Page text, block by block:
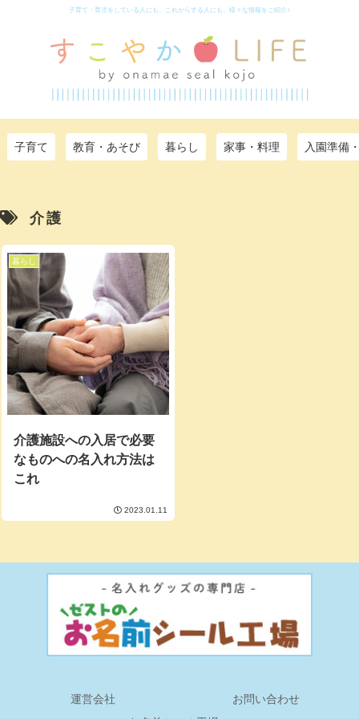
子育て・育児をしている人にも、これからする人にも。様々な情報をご紹介♪
子育て 教育・あそび 暮らし 家事・料理 入園準備
介護
暮らし
介護施設への入居で必要
なものへの名入れ方法は
これ
2023.01.11
運営会社
お問い合わせ